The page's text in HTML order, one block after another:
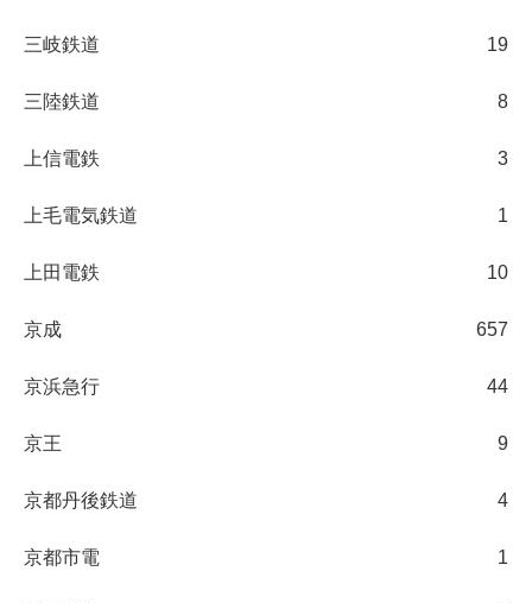
三岐鉄道 19
三陸鉄道 8
上信電鉄 3
上毛電気鉄道 1
上田電鉄 10
京成 657
京浜急行 44
京王 9
京都丹後鉄道 4
京都市電 1